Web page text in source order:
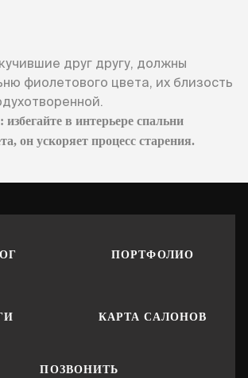
друг другу, должны
фиолетового цвета, их близость
избегайте в интерьере спальни
он ускоряет процесс старения.
ПОРТФОЛИО
КАРТА САЛОНОВ
ПОЗВОНИТЬ